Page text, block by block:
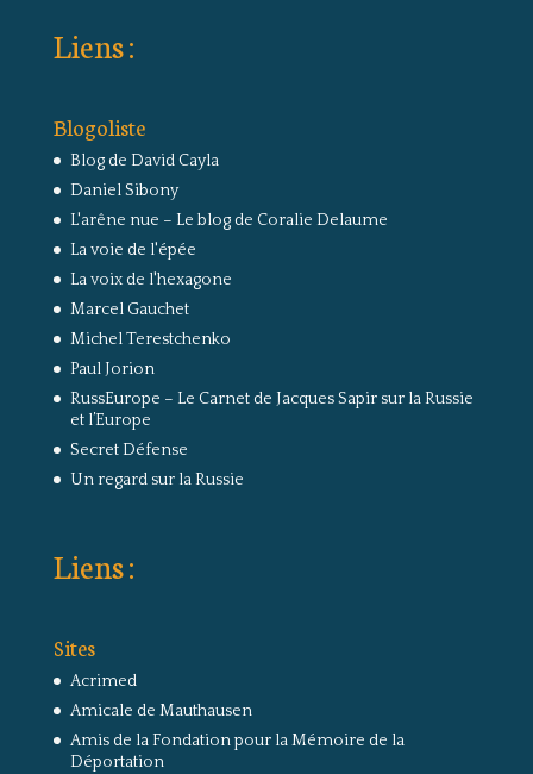
Liens :
Blogoliste
Blog de David Cayla
Daniel Sibony
L'arêne nue – Le blog de Coralie Delaume
La voie de l'épée
La voix de l'hexagone
Marcel Gauchet
Michel Terestchenko
Paul Jorion
RussEurope – Le Carnet de Jacques Sapir sur la Russie
et l’Europe
Secret Défense
Un regard sur la Russie
Liens :
Sites
Acrimed
Amicale de Mauthausen
Amis de la Fondation pour la Mémoire de la
Déportation